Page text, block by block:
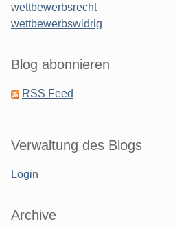
wettbewerbsrecht
wettbewerbswidrig
Blog abonnieren
RSS Feed
Verwaltung des Blogs
Login
Archive